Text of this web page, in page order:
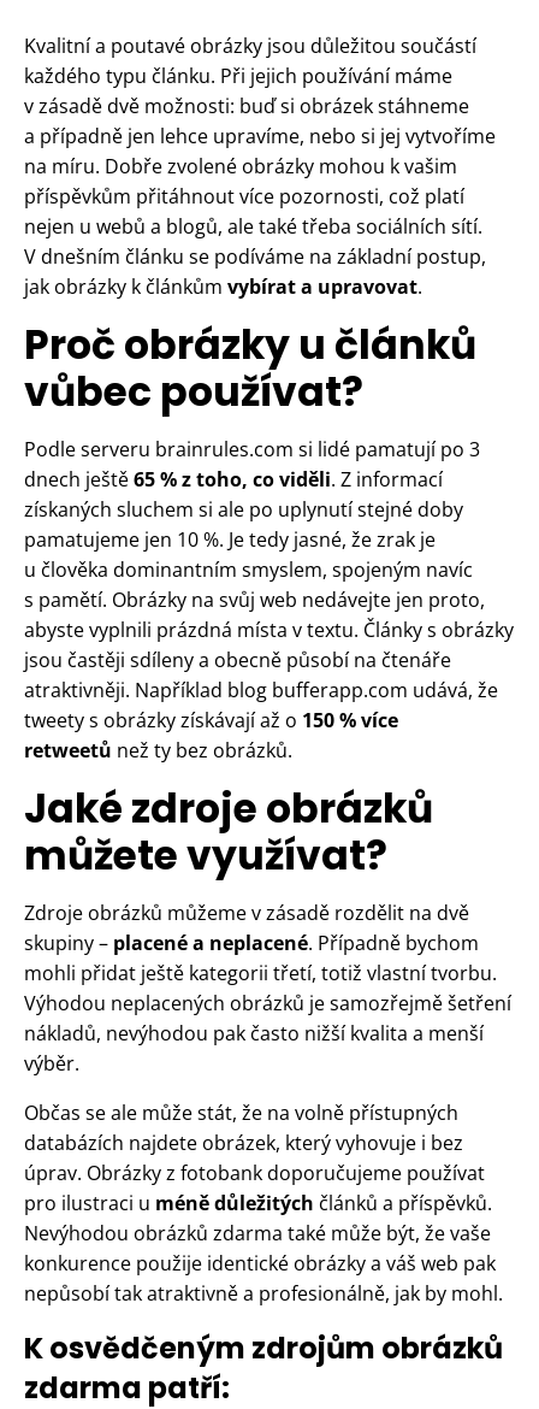
Kvalitní a poutavé obrázky jsou důležitou součástí
každého typu článku. Při jejich používání máme
v zásadě dvě možnosti: buď si obrázek stáhneme
a případně jen lehce upravíme, nebo si jej vytvoříme
na míru. Dobře zvolené obrázky mohou k vašim
příspěvkům přitáhnout více pozornosti, což platí
nejen u webů a blogů, ale také třeba sociálních sítí.
V dnešním článku se podíváme na základní postup,
jak obrázky k článkům vybírat a upravovat.
Proč obrázky u článků
vůbec používat?
Podle serveru brainrules.com si lidé pamatují po 3
dnech ještě65 % z toho, co viděli. Z informací
získaných sluchem si ale po uplynutí stejné doby
pamatujeme jen 10 %. Je tedy jasné, že zrak je
u člověka dominantním smyslem, spojeným navíc
s pamětí. Obrázky na svůj web nedávejte jen proto,
abyste vyplnili prázdná místa v textu. Články s obrázky
jsou častěji sdíleny a obecně působí na čtenáře
atraktivněji. Například blog bufferapp.com udává, že
tweety s obrázky získávají až o 150 % více
retweetů než ty bez obrázků.
Jaké zdroje obrázků
můžete využívat?
Zdroje obrázků můžeme v zásadě rozdělit na dvě
skupiny – placené a neplacené. Případně bychom
mohli přidat ještě kategorii třetí, totiž vlastní tvorbu.
Výhodou neplacených obrázků je samozřejmě šetření
nákladů, nevýhodou pak často nižší kvalita a menší
výběr.
Občas se ale může stát, že na volně přístupných
databázích najdete obrázek, který vyhovuje i bez
úprav. Obrázky z fotobank doporučujeme používat
pro ilustraci u méně důležitých článků a příspěvků.
Nevýhodou obrázků zdarma také může být, že vaše
konkurence použije identické obrázky a váš web pak
nepůsobí tak atraktivně a profesionálně, jak by mohl.
K osvědčeným zdrojům obrázků
zdarma patří: